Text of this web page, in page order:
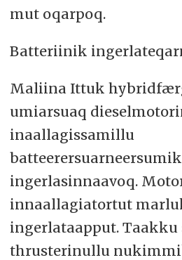
mut oqarpoq.
Batteriinik
Maliina Ittuk
umiarsuaq
inaallagissamillu
batteerersuarneersumik
ingerlasinnaavoq.
innaallagiatortut
ingerlataapput.
thrusterinullu